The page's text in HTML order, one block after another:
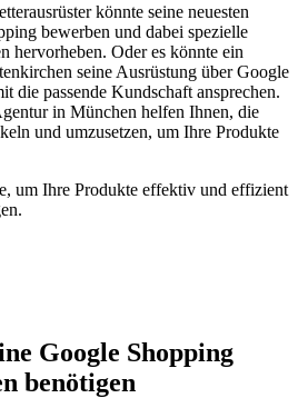
könnte seine neuesten
bewerben und dabei spezielle
hervorheben. Oder es könnte ein
seine Ausrüstung über Google
die passende Kundschaft ansprechen.
in München helfen Ihnen, die
und umzusetzen, um Ihre Produkte
um Ihre Produkte effektiv und effizient
Google Shopping
benötigen